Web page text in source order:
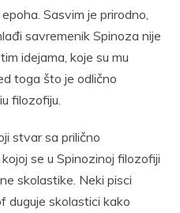
Sasvim je prirodno,
savremenik Spinoza nije
idejama, koje su mu
toga što je odlično
filozofiju.
stvar sa prilično
se u Spinozinoj filozofiji
skolastike. Neki pisci
duguje skolastici kako